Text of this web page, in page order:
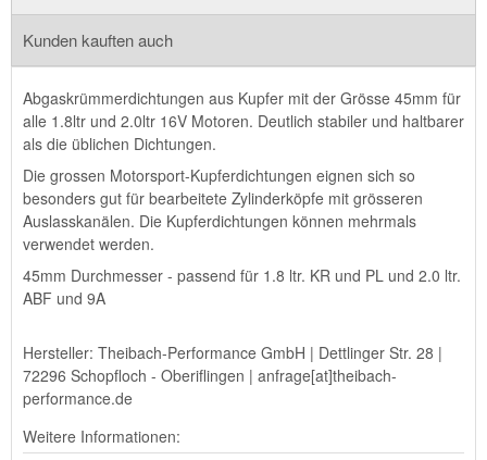
Kunden kauften auch
Abgaskrümmerdichtungen aus Kupfer mit der Grösse 45mm für
alle 1.8ltr und 2.0ltr 16V Motoren. Deutlich stabiler und haltbarer
als die üblichen Dichtungen.
Die grossen Motorsport-Kupferdichtungen eignen sich so
besonders gut für bearbeitete Zylinderköpfe mit grösseren
Auslasskanälen. Die Kupferdichtungen können mehrmals
verwendet werden.
45mm Durchmesser - passend für 1.8 ltr. KR und PL und 2.0 ltr.
ABF und 9A
Hersteller: Theibach-Performance GmbH | Dettlinger Str. 28 |
72296 Schopfloch - Oberiflingen | anfrage[at]theibach-
performance.de
Weitere Informationen: